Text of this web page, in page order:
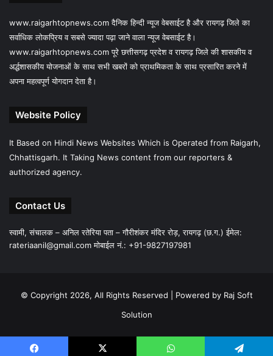
www.raigarhtopnews.com दैनिक हिन्दी न्यूज वेबसाईट है और रायगढ़ जिले का
सर्वाधिक लोकप्रिय व सबसे ज्यादा पढ़ा जाने वाला न्यूज वेबसाईट है।
www.raigarhtopnews.com पूरे छत्तीसगढ़ प्रदेश व रायगढ़ जिले की शासकीय व
अर्द्धशासकीय योजनाओं के साथ सभी खबरों को प्राथमिकता के साथ प्रसारित करने में
अपना महत्वपूर्ण योगदान देता है।
Website Policy
It Based on Hindi News Websites Which is Operated from Raigarh,
Chhattisgarh. It Taking News content from our reporters &
authorized agency.
Contact Us
स्वामी, संचालक – अनिल रतेरिया पता – गौरीशंकर मंदिर रोड़, रायगढ़ (छ.ग.) ईमेल:
rateriaanil@gmail.comमोबाईल नं.: +91-9827197981
© Copyright 2026, All Rights Reserved | Powered by Raj Soft
Solution